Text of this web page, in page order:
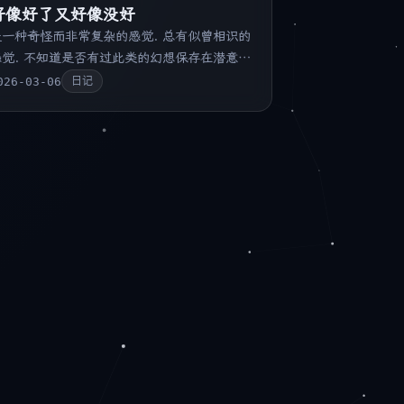
像好了又好像没好
种奇怪而非常复杂的感觉. 总有似曾相识的
. 不知道是否有过此类的幻想保存在潜意识
中. 很难理解.
03-06 日记